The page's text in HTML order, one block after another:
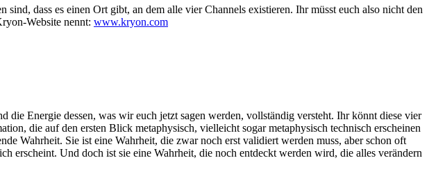
dass es einen Ort gibt, an dem alle vier Channels existieren. Ihr müsst euch also nicht den
Website nennt: www.kryon.com
Energie dessen, was wir euch jetzt sagen werden, vollständig versteht. Ihr könnt diese vier
die auf den ersten Blick metaphysisch, vielleicht sogar metaphysisch technisch erscheinen
Wahrheit. Sie ist eine Wahrheit, die zwar noch erst validiert werden muss, aber schon oft
erscheint. Und doch ist sie eine Wahrheit, die noch entdeckt werden wird, die alles verändern